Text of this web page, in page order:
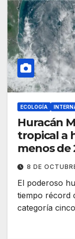
ECOLOGÍA
Huracán
tropical a
menos de
8 DE
El poderoso
tiempo récord
categoría